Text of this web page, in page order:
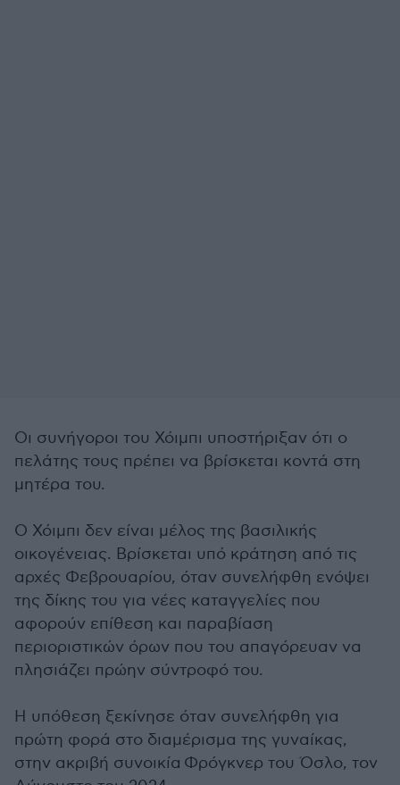
Οι συνήγοροι του Χόιμπι υποστήριξαν ότι ο
πελάτης τους πρέπει να βρίσκεται κοντά στη
μητέρα του.
Ο Χόιμπι δεν είναι μέλος της βασιλικής
οικογένειας. Βρίσκεται υπό κράτηση από τις
αρχές Φεβρουαρίου, όταν συνελήφθη ενόψει
της δίκης του για νέες καταγγελίες που
αφορούν επίθεση και παραβίαση
περιοριστικών όρων που του απαγόρευαν να
πλησιάζει πρώην σύντροφό του.
Η υπόθεση ξεκίνησε όταν συνελήφθη για
πρώτη φορά στο διαμέρισμα της γυναίκας,
στην ακριβή συνοικία Φρόγκνερ του Όσλο, τον